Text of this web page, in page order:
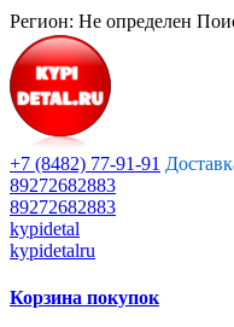
Регион: Не определен
+7 (8482) 77-91-91
89272682883
89272682883
kypidetal
kypidetalru
Корзина покупок